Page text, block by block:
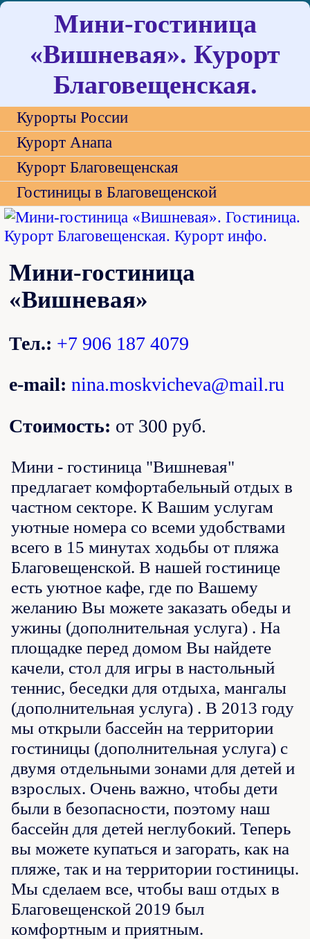
Мини-гостиница
«Вишневая». Курорт
Благовещенская.
Курорты России
Курорт Анапа
Курорт Благовещенская
Гостиницы в Благовещенской
Мини-гостиница
«Вишневая»
Тел.: +7 906 187 4079
e-mail: nina.moskvicheva@mail.ru
Стоимость: от 300 руб.
Мини - гостиница "Вишневая"
предлагает комфортабельный отдых в
частном секторе. К Вашим услугам
уютные номера со всеми удобствами
всего в 15 минутах ходьбы от пляжа
Благовещенской. В нашей гостинице
есть уютное кафе, где по Вашему
желанию Вы можете заказать обеды и
ужины (дополнительная услуга) . На
площадке перед домом Вы найдете
качели, стол для игры в настольный
теннис, беседки для отдыха, мангалы
(дополнительная услуга) . В 2013 году
мы открыли бассейн на территории
гостиницы (дополнительная услуга) с
двумя отдельными зонами для детей и
взрослых. Очень важно, чтобы дети
были в безопасности, поэтому наш
бассейн для детей неглубокий. Теперь
вы можете купаться и загорать, как на
пляже, так и на территории гостиницы.
Мы сделаем все, чтобы ваш отдых в
Благовещенской 2019 был
комфортным и приятным.